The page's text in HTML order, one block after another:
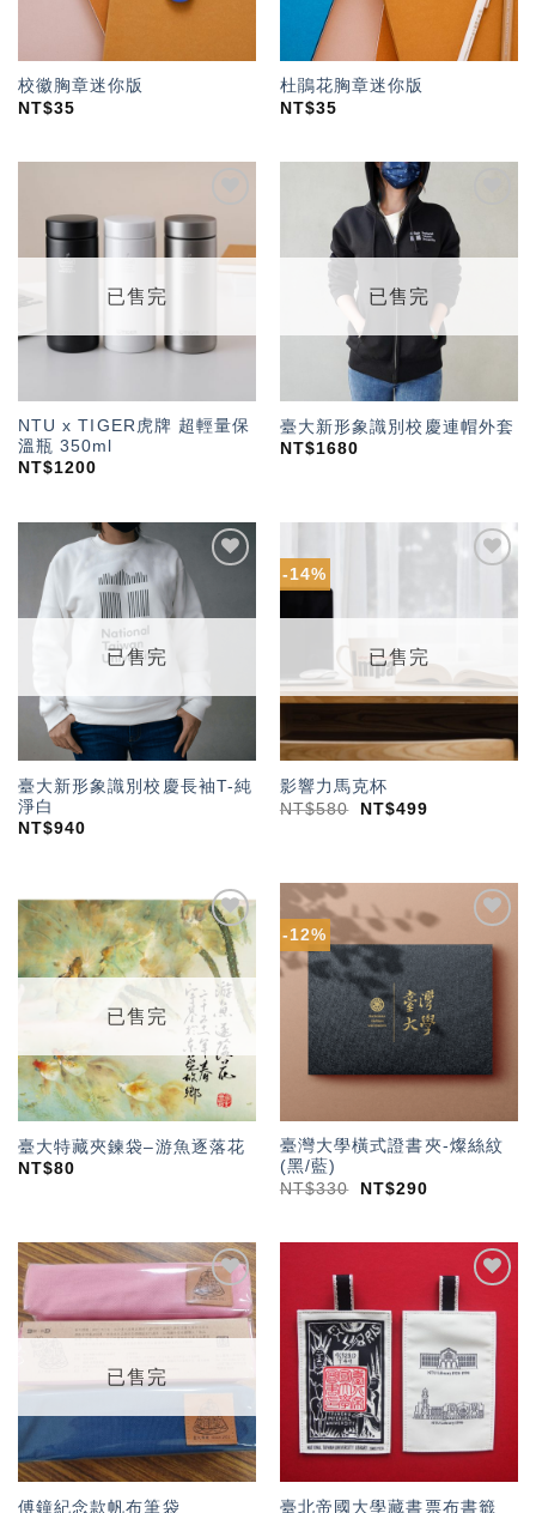
校徽胸章迷你版
NT$35
杜鵑花胸章迷你版
NT$35
加入
「願
望輕
已售完
NTU x TIGER虎牌 超輕量保
溫瓶 350ml
NT$1200
望輕
已售完
臺大新形象識別校慶連帽外套
NT$1680
望輕
已售完
臺大新形象識別校慶長袖T-純
淨白
NT$940
-14%
望輕
已售完
影響力馬克杯
NT$580 NT$499
加入
「願
望輕
單」
已售完
臺大特藏夾鍊袋–游魚逐落花
NT$80
-12%
加入
臺灣大學橫式證書夾-燦絲紋
(黑/藍)
NT$330 NT$290
加入
「願
望輕
已售完
傅鐘紀念款帆布筆袋
「願
望輕
單」
臺北帝國大學藏書票布書籤